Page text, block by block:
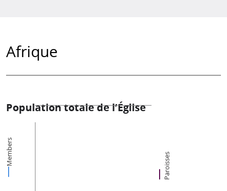
Afrique
Population totale de l’Église
Members Paroisses